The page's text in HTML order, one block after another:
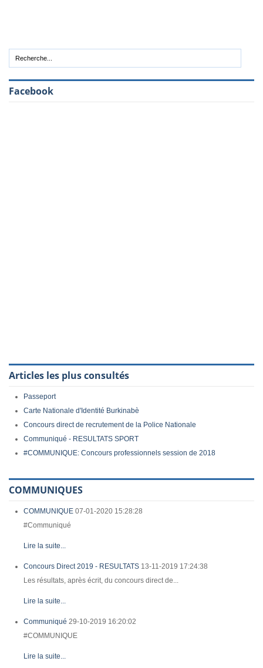
Facebook
Articles les plus consultés
Passeport
Carte Nationale d'Identité Burkinabè
Concours direct de recrutement de la Police Nationale
Communiqué - RESULTATS SPORT
#COMMUNIQUE: Concours professionnels session de 2018
COMMUNIQUES
COMMUNIQUE 07-01-2020 15:28:28
#Communiqué
Lire la suite...
Concours Direct 2019 - RESULTATS 13-11-2019 17:24:38
Les résultats, après écrit, du concours direct de...
Lire la suite...
Communiqué 29-10-2019 16:20:02
#COMMUNIQUE
Lire la suite...